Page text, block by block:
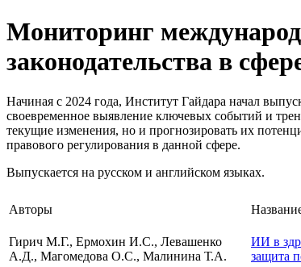
Мониторинг
законодательства в
Начиная с 2024 года, Институт Гайдара начал
своевременное выявление ключевых событий и
текущие изменения, но и прогнозировать их
правового регулирования в данной сфере.
Выпускается на русском и английском языках.
Авторы
Гирич М.Г., Ермохин И.С., Левашенко
А.Д., Магомедова О.С., Малинина Т.А.
ИИ в
защита